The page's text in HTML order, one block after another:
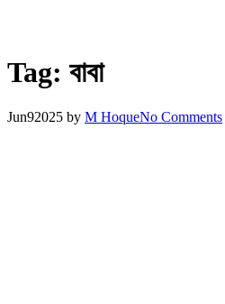
Tag: বাবা
Jun92025 by M HoqueNo Comments